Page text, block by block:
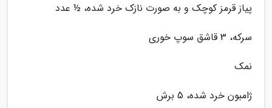
پیاز قرمز کوچک و به صورت نازک خرد شده، ½ عدد
سرکه، 3 قاشق سوپ خوری
نمک
ژامبون خرد شده، 5 برش